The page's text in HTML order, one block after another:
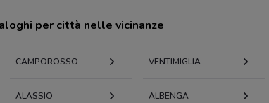
per città nelle vicinanze
CAMPOROSSO VENTIMIGLIA
ALASSIO ALBENGA